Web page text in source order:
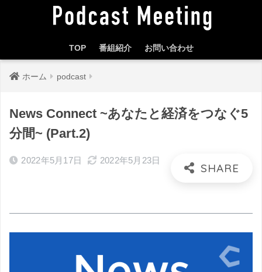
TOP 番組紹介 お問い合わせ
ホーム podcast
News Connect ~あなたと経済をつなぐ5
分間~ (Part.2)
2022年5月17日 2022年5月23日